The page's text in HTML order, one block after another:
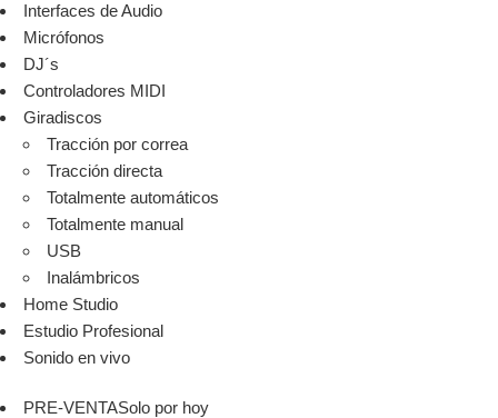
Interfaces de Audio
Micrófonos
DJ´s
Controladores MIDI
Giradiscos
Tracción por correa
Tracción directa
Totalmente automáticos
Totalmente manual
USB
Inalámbricos
Home Studio
Estudio Profesional
Sonido en vivo
PRE-VENTASolo por hoy